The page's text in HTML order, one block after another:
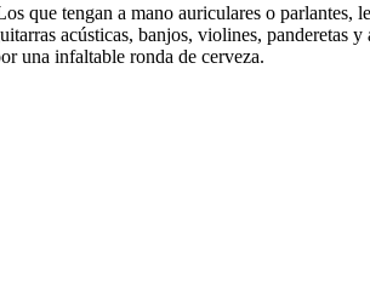
que tengan a mano auriculares o parlantes,
acústicas, banjos, violines, panderetas
una infaltable ronda de cerveza.